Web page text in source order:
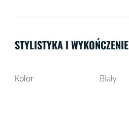
STYLISTYKA I WYKOŃCZENIE
Kolor Biały